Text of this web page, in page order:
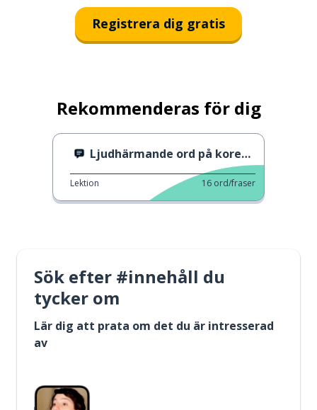
Registrera dig gratis
Rekommenderas för dig
Ljudhärmande ord på koreanska
Lektion 16 ord/fraser
Sök efter #innehåll du
tycker om
Lär dig att prata om det du är intresserad
av